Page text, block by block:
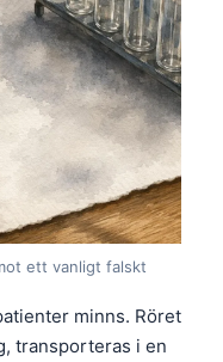
ett vanligt falskt
minns. Röret
transporteras i en